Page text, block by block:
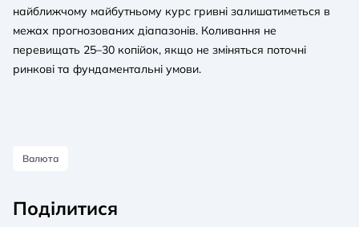
найближчому майбутньому курс гривні залишатиметься в
межах прогнозованих діапазонів. Коливання не
перевищать 25–30 копійок, якщо не зміняться поточні
ринкові та фундаментальні умови.
Валюта
Поділитися